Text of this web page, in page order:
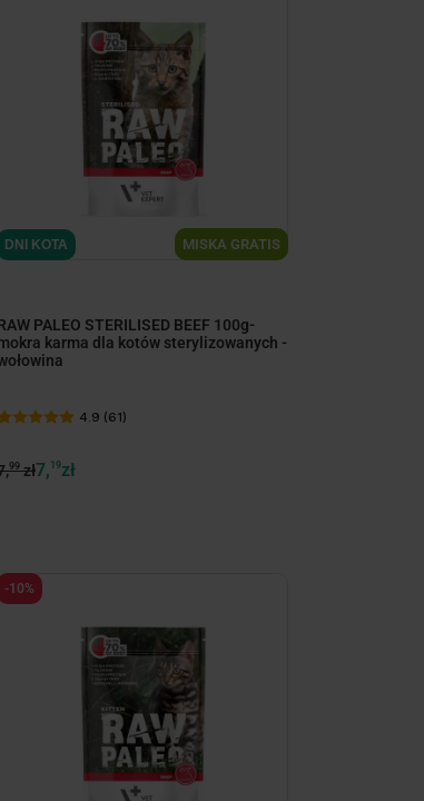
MISKA GRATIS
DNI KOTA
PALEO STERILISED BEEF 100g-
karma dla kotów sterylizowanych -
4.9 (61)
99zł7, 19zł
-10%